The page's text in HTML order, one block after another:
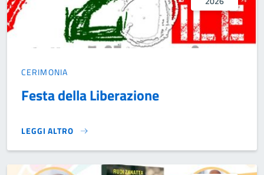
CERIMONIA
Festa della Liberazione
LEGGI ALTRO
FESTA DELLA LIBERAZIONE}